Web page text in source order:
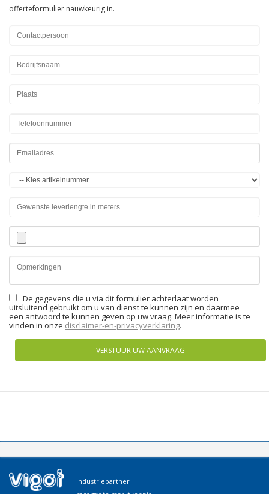
offerteformulier nauwkeurig in.
De gegevens die u via dit formulier achterlaat worden
uitsluitend gebruikt om u van dienst te kunnen zijn en daarmee
een antwoord te kunnen geven op uw vraag. Meer informatie is te
vinden in onze disclaimer-en-privacyverklaring.
VERSTUUR UW AANVRAAG
Industriepartner